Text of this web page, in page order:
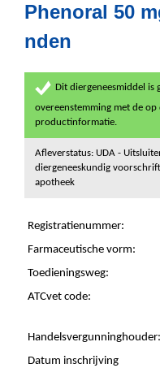
Phenoral 50
nden
Dit diergeneesmiddel is
overeenstemming met de op
productinformatie.
Afleverstatus: UDA -
diergeneeskundig
apotheek
Registratienummer:
Farmaceutische vorm:
Toedieningsweg:
ATCvet code:
Handelsvergunninghouder:
Datum inschrijving